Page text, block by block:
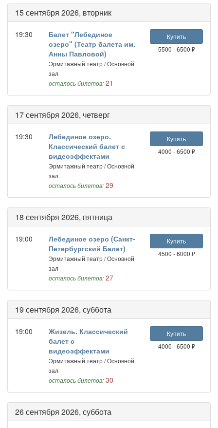
15 сентября 2026, вторник
19:30
Балет "Лебединое
озеро" (Театр балета им.
Анны Павловой)
Эрмитажный театр / Основной
зал
осталось билетов: 21
Купить
5500 - 6500 ₽
17 сентября 2026, четверг
19:30
Лебединое озеро.
Классический балет с
видеоэффектами
Эрмитажный театр / Основной
зал
осталось билетов: 29
Купить
4000 - 6500 ₽
18 сентября 2026, пятница
19:00
Лебединое озеро (Санкт-
Петербургский Балет)
Эрмитажный театр / Основной
зал
осталось билетов: 27
Купить
4500 - 6000 ₽
19 сентября 2026, суббота
19:00
Жизель. Классический
балет с
видеоэффектами
Эрмитажный театр / Основной
зал
осталось билетов: 30
Купить
4000 - 6500 ₽
26 сентября 2026, суббота